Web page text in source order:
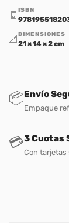
🧾 ISBN
📐 DIMENSIONES
21 × 14 × 2 cm
📦Envío
Empaque
💳3 Cuotas
Con tarjetas